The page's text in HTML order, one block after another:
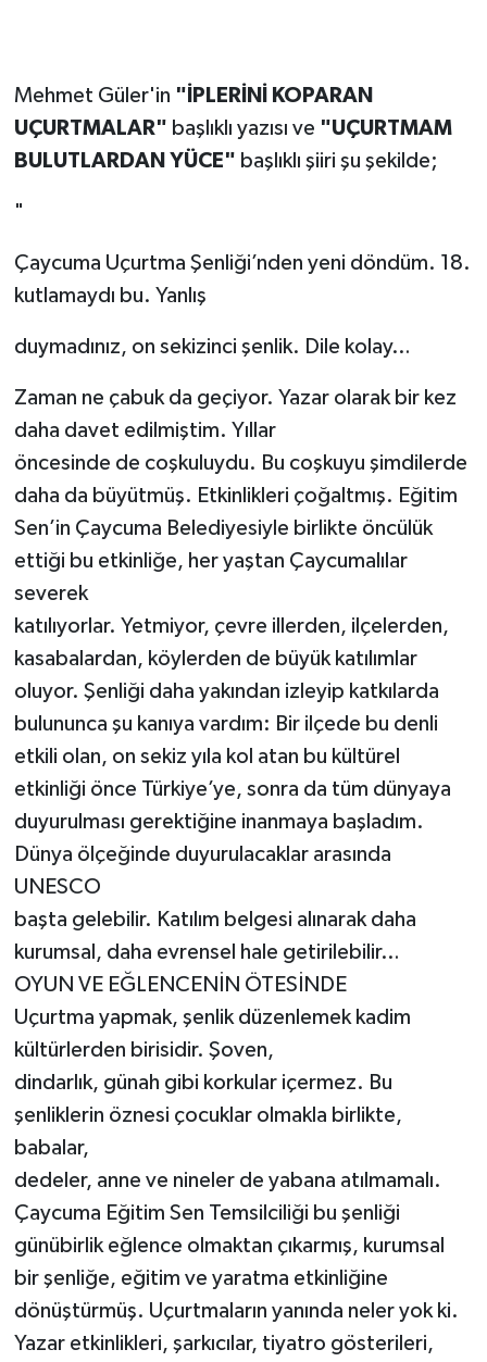
Mehmet Güler'in "İPLERİNİ KOPARAN
UÇURTMALAR" başlıklı yazısı ve "UÇURTMAM
BULUTLARDAN YÜCE" başlıklı şiiri şu şekilde;
"
Çaycuma Uçurtma Şenliği’nden yeni döndüm. 18.
kutlamaydı bu. Yanlış
duymadınız, on sekizinci şenlik. Dile kolay…
Zaman ne çabuk da geçiyor. Yazar olarak bir kez
daha davet edilmiştim. Yıllar
öncesinde de coşkuluydu. Bu coşkuyu şimdilerde
daha da büyütmüş. Etkinlikleri çoğaltmış. Eğitim
Sen’in Çaycuma Belediyesiyle birlikte öncülük
ettiği bu etkinliğe, her yaştan Çaycumalılar
severek
katılıyorlar. Yetmiyor, çevre illerden, ilçelerden,
kasabalardan, köylerden de büyük katılımlar
oluyor. Şenliği daha yakından izleyip katkılarda
bulununca şu kanıya vardım: Bir ilçede bu denli
etkili olan, on sekiz yıla kol atan bu kültürel
etkinliği önce Türkiye’ye, sonra da tüm dünyaya
duyurulması gerektiğine inanmaya başladım.
Dünya ölçeğinde duyurulacaklar arasında
UNESCO
başta gelebilir. Katılım belgesi alınarak daha
kurumsal, daha evrensel hale getirilebilir…
OYUN VE EĞLENCENİN ÖTESİNDE
Uçurtma yapmak, şenlik düzenlemek kadim
kültürlerden birisidir. Şoven,
dindarlık, günah gibi korkular içermez. Bu
şenliklerin öznesi çocuklar olmakla birlikte,
babalar,
dedeler, anne ve nineler de yabana atılmamalı.
Çaycuma Eğitim Sen Temsilciliği bu şenliği
günübirlik eğlence olmaktan çıkarmış, kurumsal
bir şenliğe, eğitim ve yaratma etkinliğine
dönüştürmüş. Uçurtmaların yanında neler yok ki.
Yazar etkinlikleri, şarkıcılar, tiyatro gösterileri,
Genel
İş ilanı
Kilimli
MAGAZİN
Politika
Resmi İlan
Röportaj
Sağlık
SİYASET
Spor
Yaşam